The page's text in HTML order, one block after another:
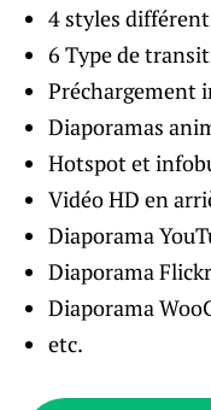
4 styles
6 Type de
Préchargement
Diaporamas
Hotspot et
Vidéo HD en
Diaporama
Diaporama
Diaporama
etc.